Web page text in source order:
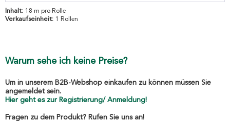
Inhalt: 18 m pro Rolle
Verkaufseinheit: 1 Rollen
Warum sehe ich keine Preise?
Um in unserem B2B-Webshop einkaufen zu können müssen Sie
angemeldet sein.
Hier geht es zur Registrierung/ Anmeldung!
Fragen zu dem Produkt? Rufen Sie uns an!